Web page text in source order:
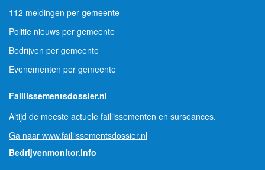
112 meldingen per gemeente
Politie nieuws per gemeente
Bedrijven per gemeente
Evenementen per gemeente
Faillissementsdossier.nl
Altijd de meeste actuele faillissementen en surseances.
Ga naar www.faillissementsdossier.nl
Bedrijvenmonitor.info